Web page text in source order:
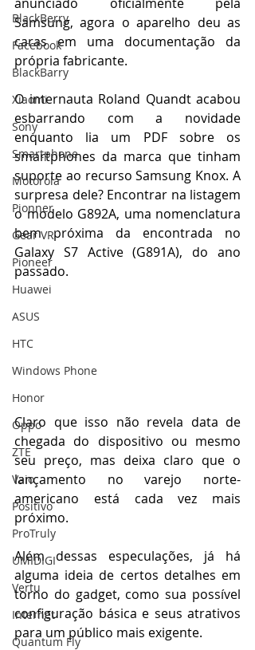
BlackBerry
Facebook
BlackBarry
Xiaomi
Sony
Smartphone
Motorola
Pionner
Gear VR
Pioneer
Huawei
ASUS
HTC
Windows Phone
Honor
Oppo
ZTE
Vaio
Positivo
ProTruly
UMIDIGI
Vertu
Internet
Quantum Fly
Samsung, agora o aparelho deu as
caras em uma documentação da
própria fabricante.
O internauta Roland Quandt acabou
esbarrando com a novidade
enquanto lia um PDF sobre os
smartphones da marca que tinham
suporte ao recurso Samsung Knox. A
surpresa dele? Encontrar na listagem
o modelo G892A, uma nomenclatura
bem próxima da encontrada no
Galaxy S7 Active (G891A), do ano
passado.
Claro que isso não revela data de
chegada do dispositivo ou mesmo
seu preço, mas deixa claro que o
lançamento no varejo norte-
americano está cada vez mais
próximo.
Além dessas especulações, já há
alguma ideia de certos detalhes em
torno do gadget, como sua possível
configuração básica e seus atrativos
para um público mais exigente.